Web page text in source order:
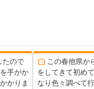
たので
手がか
かりま
この春他県か
をしてきて初め
なり色々調べて